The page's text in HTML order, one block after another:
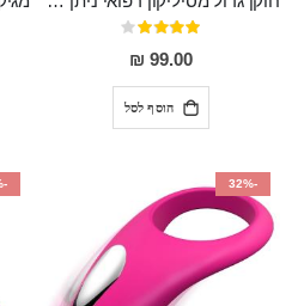
דירוג:
80%
99.00 ₪
הוסף לסל
-32%
-29%